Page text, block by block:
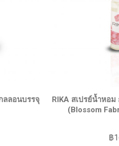
ลลอนบรรจุ
RIKA สเปรย์น้ำหอ
(Blossom
฿